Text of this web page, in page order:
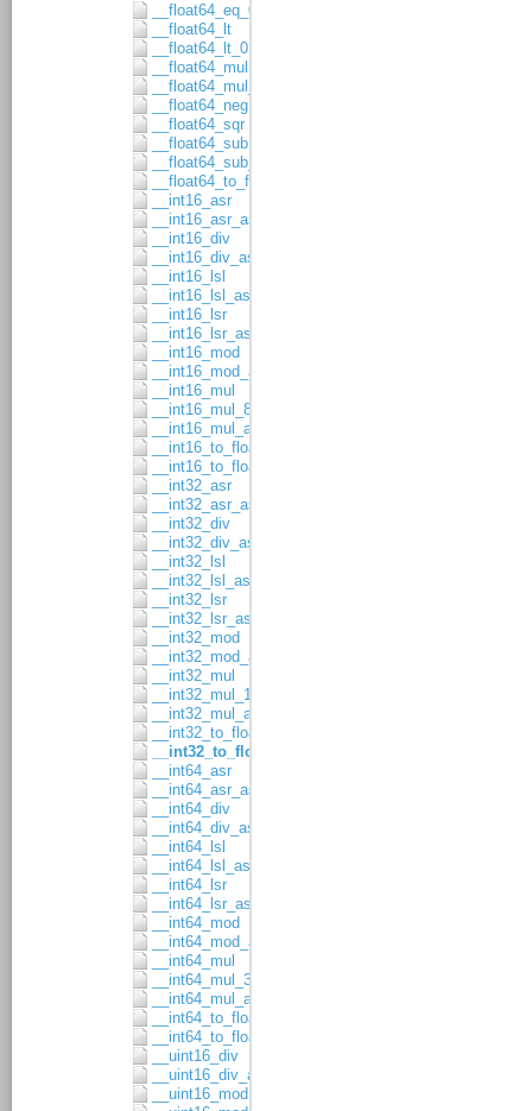
__float64_eq_0
__float64_lt
__float64_lt_0
__float64_mul
__float64_mul_asgn
__float64_neg
__float64_sqr
__float64_sub
__float64_sub_asgn
__float64_to_float32
__int16_asr
__int16_asr_asgn
__int16_div
__int16_div_asgn
__int16_lsl
__int16_lsl_asgn
__int16_lsr
__int16_lsr_asgn
__int16_mod
__int16_mod_asgn
__int16_mul
__int16_mul_8x8
__int16_mul_asgn
__int16_to_float32
__int16_to_float64
__int32_asr
__int32_asr_asgn
__int32_div
__int32_div_asgn
__int32_lsl
__int32_lsl_asgn
__int32_lsr
__int32_lsr_asgn
__int32_mod
__int32_mod_asgn
__int32_mul
__int32_mul_16x16
__int32_mul_asgn
__int32_to_float32
__int32_to_float64
__int64_asr
__int64_asr_asgn
__int64_div
__int64_div_asgn
__int64_lsl
__int64_lsl_asgn
__int64_lsr
__int64_lsr_asgn
__int64_mod
__int64_mod_asgn
__int64_mul
__int64_mul_32x32
__int64_mul_asgn
__int64_to_float32
__int64_to_float64
__uint16_div
__uint16_div_asgn
__uint16_mod